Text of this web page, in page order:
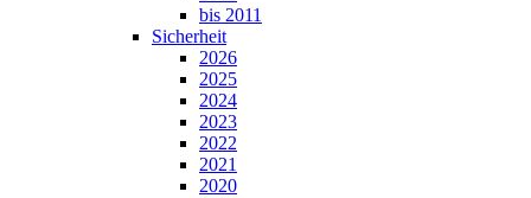
bis 2011
Sicherheit
2026
2025
2024
2023
2022
2021
2020